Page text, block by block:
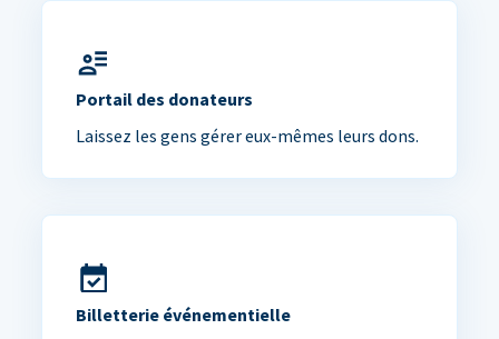
Portail des donateurs
Laissez les gens gérer eux-mêmes leurs dons.
Billetterie événementielle